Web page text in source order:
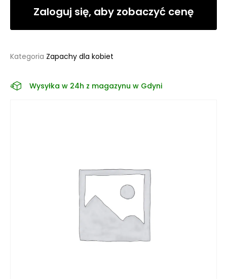
Zaloguj się, aby zobaczyć cenę
Kategoria Zapachy dla kobiet
Wysyłka w 24h z magazynu w Gdyni